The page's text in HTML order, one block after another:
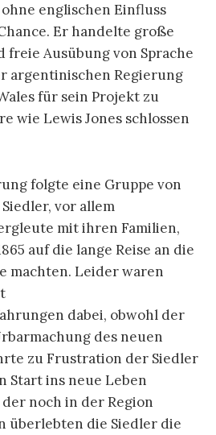
englischen Einfluss
Er handelte große
Ausübung von Sprache
argentinischen Regierung
für sein Projekt zu
wie Lewis Jones schlossen
folgte eine Gruppe von
vor allem
mit ihren Familien,
auf die lange Reise an die
machten. Leider waren
dabei, obwohl der
des neuen
zu Frustration der Siedler
Start ins neue Leben
noch in der Region
überlebten die Siedler die